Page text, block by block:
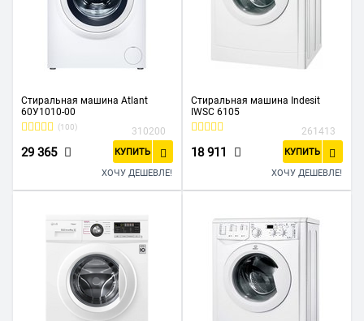
Стиральная машина Atlant
60У1010-00
(100) 310200
29 365 КУПИТЬ
ХОЧУ ДЕШЕВЛЕ!
Стиральная машина Indesit
IWSC 6105
261413
18 911 КУПИТЬ
ХОЧУ ДЕШЕВЛЕ!